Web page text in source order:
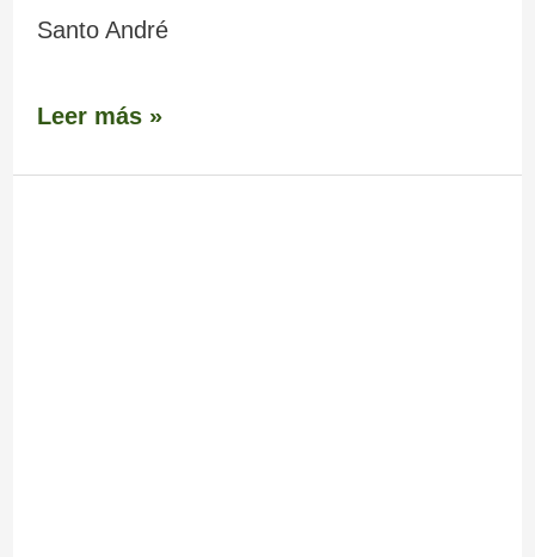
Santo André
Leer más »